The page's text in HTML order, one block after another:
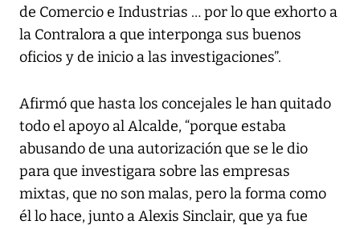
de Comercio e Industrias … por lo que exhorto a
la Contralora a que interponga sus buenos
oficios y de inicio a las investigaciones”.
Afirmó que hasta los concejales le han quitado
todo el apoyo al Alcalde, “porque estaba
abusando de una autorización que se le dio
para que investigara sobre las empresas
mixtas, que no son malas, pero la forma como
él lo hace, junto a Alexis Sinclair, que ya fue